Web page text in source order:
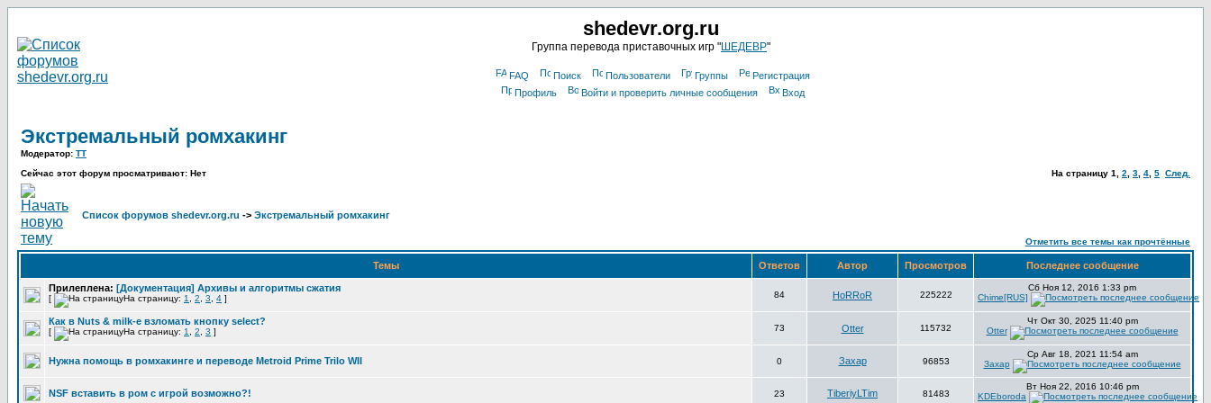
shedevr.org.ru
Группа перевода приставочных игр "ШЕДЕВР"
FAQ Поиск Пользователи Группы
Регистрация
Профиль
Войти и проверить личные сообщения Вход
Экстремальный ромхакинг
Модератор: TT
Сейчас этот форум просматривают: Нет
На страницу 1 2 3 4 5 След.
Список форумов shedevr.org.ru -> Экстремальный ромхакинг
Отметить все темы как прочтённые
Темы Ответов Автор Просмотров Последнее сообщение
Прилеплена: [Документация] Архивы и алгоритмы сжатия
[ На страницу: 1 2 3 4 ] 84 HoRRoR 225222
Сб Ноя 12, 2016 1:33 pm
Chime[RUS]
Как в Nuts & milk-е взломать кнопку select?
[ На страницу: 1 2 3 ] 73 Otter 115732
Чт Окт 30, 2025 11:40 pm
Otter
Нужна помощь в ромхакинге и переводе Metroid Prime Trilo WII 0 Захар 96853
Ср Авг 18, 2021 11:54 am
Захар
NSF вставить в ром с игрой возможно?! 23 TiberiyLTim 81483
Вт Ноя 22, 2016 10:46 pm
KDEboroda